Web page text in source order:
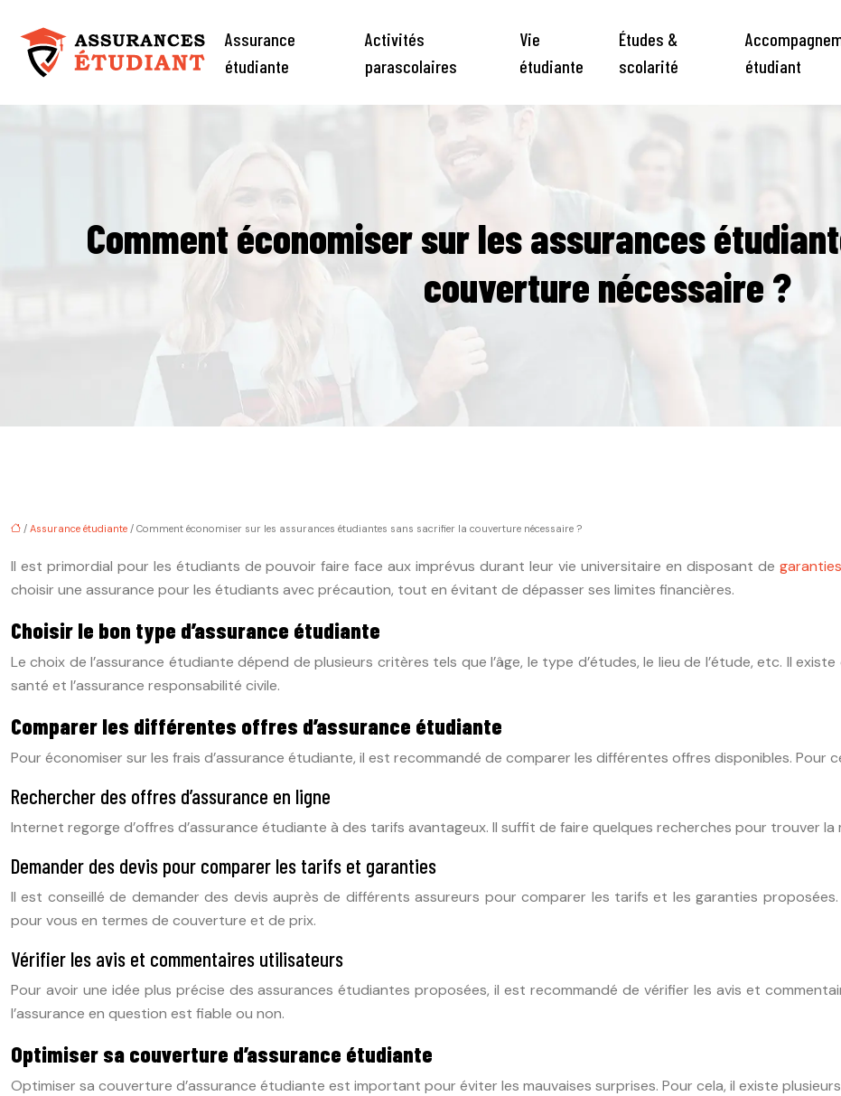
Assurance
étudiante
Activités
parascolaires
Vie
étudiante
Études &
scolarité
étudiant
Comment économiser sur les assurances
couverture nécessaire ?
/ Assurance étudiante / Comment économiser sur les assurances étudiantes sans sacrifier la couverture nécessaire ?
Il est primordial pour les étudiants de pouvoir faire face aux imprévus durant leur vie universitaire en disposant de
choisir une assurance pour les étudiants avec précaution, tout en évitant de dépasser ses limites financières.
Choisir le bon type d’assurance étudiante
Le choix de l’assurance étudiante dépend de plusieurs critères tels que l’âge, le type d’études, le lieu de l’étude, etc. Il
santé et l’assurance responsabilité civile.
Comparer les différentes offres d’assurance étudiante
Pour économiser sur les frais d’assurance étudiante, il est recommandé de comparer les différentes offres disponibles. Pour
Rechercher des offres d’assurance en ligne
Internet regorge d’offres d’assurance étudiante à des tarifs avantageux. Il suffit de faire quelques recherches pour trouver
Demander des devis pour comparer les tarifs et garanties
Il est conseillé de demander des devis auprès de différents assureurs pour comparer les tarifs et les garanties
pour vous en termes de couverture et de prix.
Vérifier les avis et commentaires utilisateurs
Pour avoir une idée plus précise des assurances étudiantes proposées, il est recommandé de vérifier les avis et
l’assurance en question est fiable ou non.
Optimiser sa couverture d’assurance étudiante
Optimiser sa couverture d’assurance étudiante est important pour éviter les mauvaises surprises. Pour cela, il existe